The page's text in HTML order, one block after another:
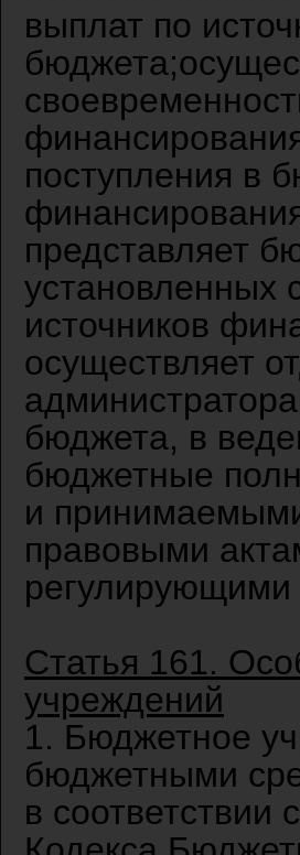
выплат по
поступления в
представляет
установленных
источников
осуществляет
бюджета, в
бюджетные
и
правовыми
Статья 161.
учреждений
1. Бюджетное
бюджетными
в соответствии